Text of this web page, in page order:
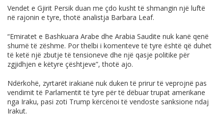
Vendet e Gjirit Persik duan me çdo kusht të shmangin një luftë
në rajonin e tyre, thotë analistja Barbara Leaf.
“Emiratet e Bashkuara Arabe dhe Arabia Saudite nuk kanë qenë
shumë të zëshme. Por thelbi i komenteve të tyre është që duhet
të ketë një zbutje të tensioneve dhe një qasje politike për
zgjidhjen e këtyre çështjeve”, thotë ajo.
Ndërkohë, zyrtarët irakianë nuk duken të prirur të veprojnë pas
vendimit të Parlamentit të tyre për të dëbuar trupat amerikane
nga Iraku, pasi zoti Trump kërcënoi të vendoste sanksione ndaj
Irakut.